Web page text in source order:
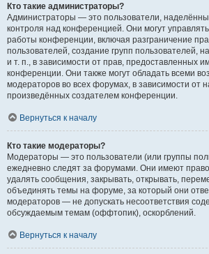
Кто такие администраторы?
Администраторы — это пользователи,
контроля над конференцией. Они могут
работы конференции, включая разграничение
пользователей, создание групп пользователей,
и т. п., в зависимости от прав, предоставленных
конференции. Они также могут обладать всеми
модераторов во всех форумах, в зависимости от
произведённых создателем конференции.
Вернуться к началу
Кто такие модераторы?
Модераторы — это пользователи (или группы
ежедневно следят за форумами. Они имеют право
удалять сообщения, закрывать, открывать,
объединять темы на форуме, за который они
модераторов — не допускать несоответствия
обсуждаемым темам (оффтопик), оскорблений.
Вернуться к началу